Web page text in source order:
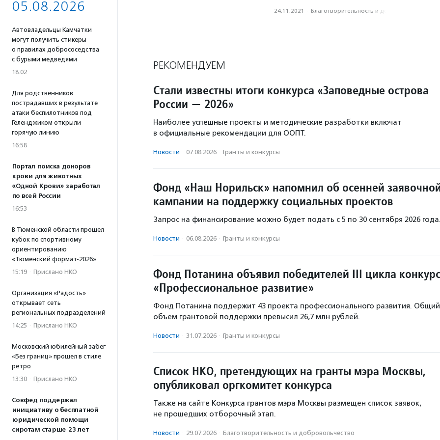
05.08.2026
Автовладельцы Камчатки
могут получить стикеры
о правилах добрососедства
с бурыми медведями
18:02
Для родственников
пострадавших в результате
атаки беспилотников под
Геленджиком открыли
горячую линию
16:58
Портал поиска доноров
крови для животных
«Одной Крови» заработал
по всей России
16:53
В Тюменской области прошел
кубок по спортивному
ориентированию
«Тюменский формат-2026»
15:19 · Прислано НКО
Организация «Радость»
открывает сеть
региональных подразделений
14:25 · Прислано НКО
Московский юбилейный забег
«Без границ» прошел в стиле
ретро
13:30 · Прислано НКО
Совфед поддержал
инициативу о бесплатной
юридической помощи
сиротам старше 23 лет
24.11.2021 · Благотвори­тель­ность и доброволь­чест­во
РЕКОМЕНДУЕМ
Стали известны итоги конкурса «Заповедные острова
России — 2026»
Наиболее успешные проекты и методические разработки включат
в официальные рекомендации для ООПТ.
Новости · 07.08.2026 · Гранты и конкурсы
Фонд «Наш Норильск» напомнил об осенней
кампании на поддержку социальных проектов
Запрос на финансирование можно будет подать с 5 по 30 сентября 2026
Новости · 06.08.2026 · Гранты и конкурсы
Фонд Потанина объявил победителей III цикла
«Профессиональное развитие»
Фонд Потанина поддержит 43 проекта профессионального развития. Общий
объем грантовой поддержки превысил 26,7 млн рублей.
Новости · 31.07.2026 · Гранты и конкурсы
Список НКО, претендующих на гранты мэра Москвы,
опубликовал оргкомитет конкурса
Также на сайте Конкурса грантов мэра Москвы размещен список заявок,
не прошедших отборочный этап.
Новости · 29.07.2026 · Благотвори­тель­ность и доброволь­чест­во